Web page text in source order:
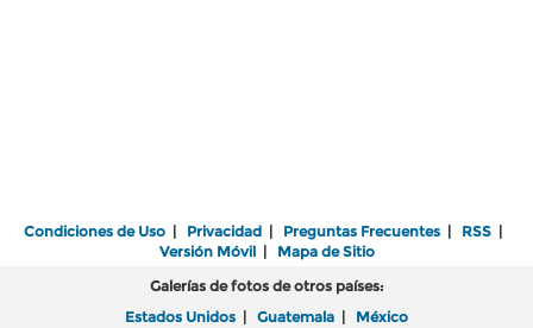
Condiciones de Uso | Privacidad | Preguntas Frecuentes | RSS |
Versión Móvil| Mapa de Sitio
Galerías de fotos de otros países:
Estados Unidos | Guatemala | México